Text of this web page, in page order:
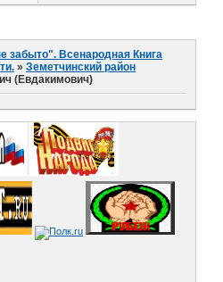
забыто". Всенародная Книга
»Земетчинский район
(Евдакимович)